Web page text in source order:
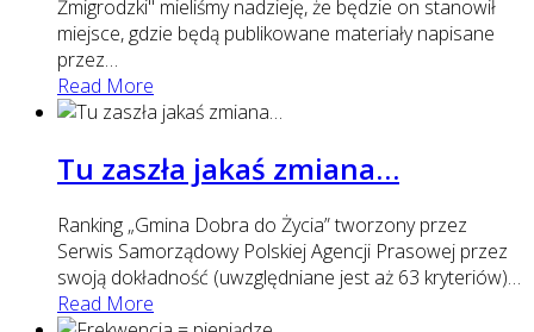
Żmigrodzki" mieliśmy nadzieję, że będzie on stanowił
miejsce, gdzie będą publikowane materiały napisane
przez…
Read More
Tu zaszła jakaś zmiana…
Ranking „Gmina Dobra do Życia” tworzony przez
Serwis Samorządowy Polskiej Agencji Prasowej przez
swoją dokładność (uwzględniane jest aż 63 kryteriów)…
Read More